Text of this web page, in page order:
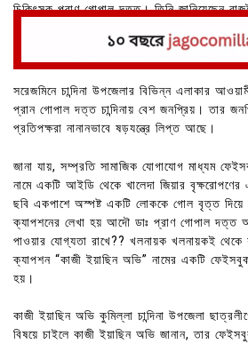
চিকিৎসক প্রাণ গোপাল দত্ত। তিনি জানিয়েছেন
সরেজমিনে চান্দিনা উপজেলার বিভিন্ন এলাকার
প্রান গোপাল দত্ত চান্দিনায় বেশ জনপ্রিয়। তার
প্রতিপক্ষরা নানানভাবে ষড়যন্ত্রে লিপ্ত আছে।
জানা যায়, সম্প্রতি সামাজিক যোগাযোগ মাধ্যম
নামে একটি আইডি থেকে খালেদা জিয়ার
ছবি একপাশে অস্পষ্ট একটি লোককে গোল বৃত্ত দিয়ে
ক্যাপশনের লেখা হয় আদৌ ডাঃ প্রাণ গোপাল দত্ত
পাওয়ার যোগ্যতা রাখে?? খলনায়ক খলনায়কই
ক্যাপশন “কাজী ইয়াছিন অভি” নামের একটি
হয়।
কাজী ইয়াছিন অভি কুমিল্লা চান্দিনা উপজেলা
বিষয়ে চাইলে কাজী ইয়াছিন অভি জানান, তার